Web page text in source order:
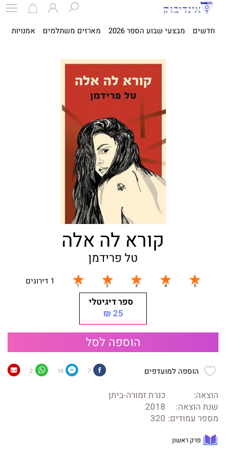
חדשים מבצעי שבוע הספר 2026 מארזים משתלמים אמנויות
קורא לה אלה
טל פרידמן
1 דירוגים
ספר דיגיטלי
25 ₪
הוספה לסל
הוספה למועדפים 7
16
2
הוצאה:
כנרת זמורה-ביתן
שנת הוצאה:
2018
מספר עמודים: 320
פרק ראשון